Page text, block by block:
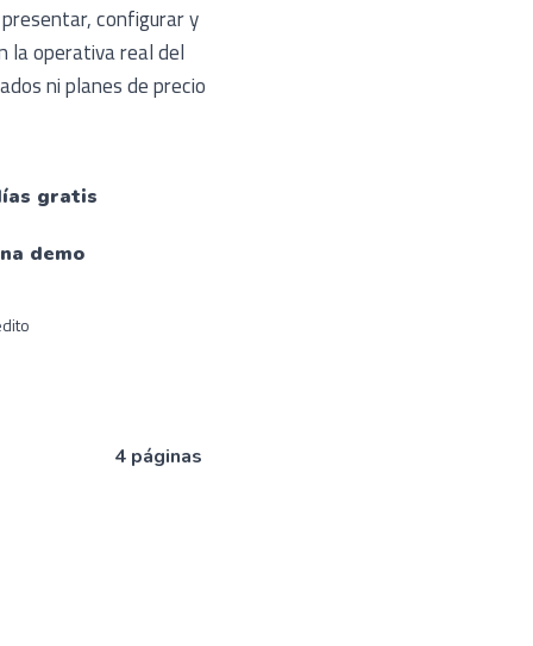
configurar y
la operativa real del
ni planes de precio
gratis
demo
4 páginas